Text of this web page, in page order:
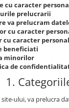
cu caracter
prelucrarii
va prelucram
cu caracter
caracter personal
beneficiati
minorilor
de
1.
ului, va prelucra